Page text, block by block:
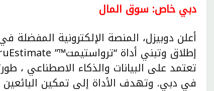
دبي خاص: سوق المال
أعلن دوبيزل، المنصة الإلكترونية المفضلة
تعتمد على البيانات والذكاء الاصطناعي ،
في دبي. وتهدف الأداة إلى تمكين البائعين